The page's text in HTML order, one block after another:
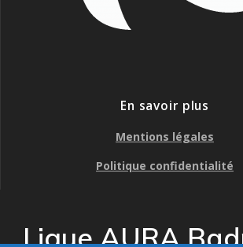
En savoir plus
Mentions légales
Politique confidentialité
Ligue AURA